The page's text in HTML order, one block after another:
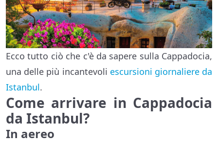
Ecco tutto ciò che c'è da sapere sulla Cappadocia,
una delle più incantevoli escursioni giornaliere da
Istanbul.
Come arrivare in Cappadocia
da Istanbul?
In aereo